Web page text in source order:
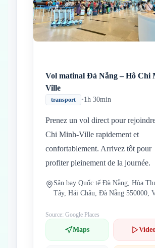
Vol matinal Đà Nẵng – Hô Chi
Ville
transport •1h 30min
Prenez un vol direct pour
Chi Minh-Ville rapidement et
confortablement. Arrivez tôt pour
profiter pleinement de la journée.
Sân bay Quốc tế Đà Nẵng, Hòa
Tây, Hải Châu, Đà Nẵng 550000,
Source: Google Places
Maps